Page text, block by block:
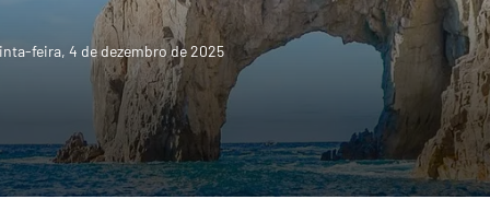
feira, 4 de dezembro de 2025